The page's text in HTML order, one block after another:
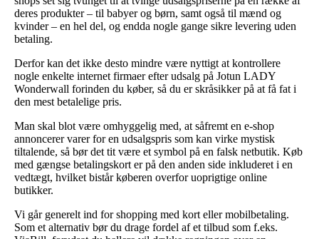
deres produkter – til babyer og børn, samt også til mænd og
kvinder – en hel del, og endda nogle gange sikre levering uden
betaling.
Derfor kan det ikke desto mindre være nyttigt at kontrollere
nogle enkelte internet firmaer efter udsalg på Jotun LADY
Wonderwall forinden du køber, så du er skråsikker på at få fat i
den mest betalelige pris.
Man skal blot være omhyggelig med, at såfremt en e-shop
annoncerer varer for en udsalgspris som kan virke mystisk
tiltalende, så bør det tit være et symbol på en falsk netbutik. Køb
med gængse betalingskort er på den anden side inkluderet i en
vedtægt, hvilket bistår køberen overfor uoprigtige online
butikker.
Vi går generelt ind for shopping med kort eller mobilbetaling.
Som et alternativ bør du drage fordel af et tilbud som f.eks.